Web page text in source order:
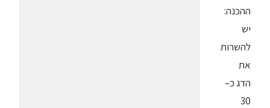
ההכנה:
יש
להשרות
את
הדג כ–
30